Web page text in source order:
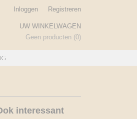
Inloggen Registreren
UW WINKELWAGEN
Geen producten (0)
interessant